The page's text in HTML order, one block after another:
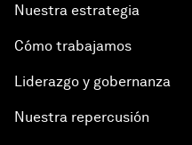
Nuestra estrategia
Cómo trabajamos
Liderazgo y gobernanza
Nuestra repercusión